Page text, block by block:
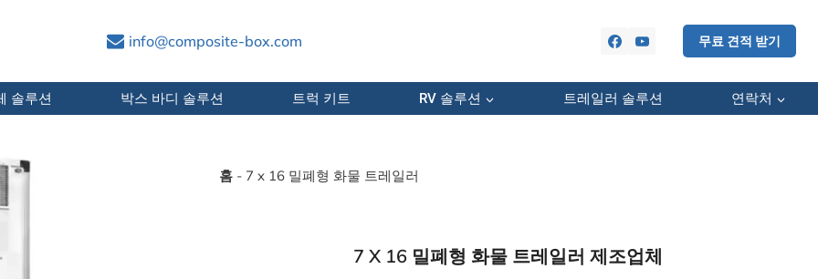
info@composite-box.com 무료 견적 받기
솔루션 박스 바디 솔루션 트럭 키트 RV 솔루션 트레일러 솔루션 연락처
홈 - 7 x 16 밀폐형 화물 트레일러
7 X 16 밀폐형 화물 트레일러 제조업체